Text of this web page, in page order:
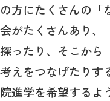
の方にたくさんの「
会がたくさんあり、
探ったり、そこから
考えをつなげたりす
院進学を希望するよ